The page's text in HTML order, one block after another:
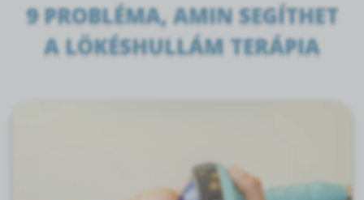
9 PROBLÉMA, AMIN SEGÍTHET
A LÖKÉSHULLÁM TERÁPIA